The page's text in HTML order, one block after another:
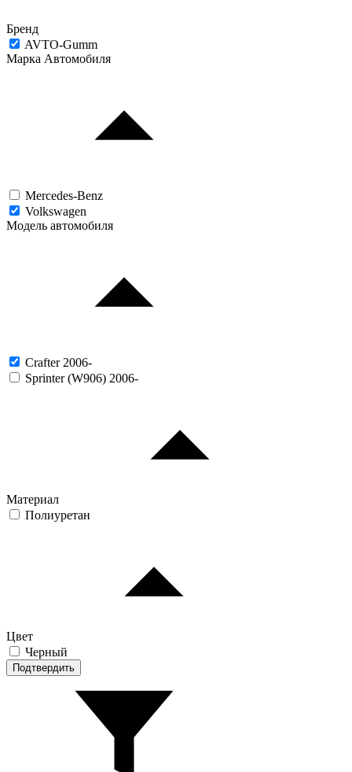
Бренд
AVTO-Gumm
Марка Автомобиля
Mercedes-Benz
Volkswagen
Модель автомобиля
Crafter 2006-
Sprinter (W906) 2006-
Материал
Полиуретан
Цвет
Черный
Подтвердить